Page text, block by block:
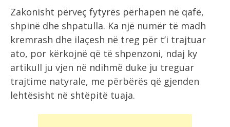
Zakonisht përveç fytyrës përhapen në qafë,
shpinë dhe shpatulla. Ka një numër të madh
kremrash dhe ilaçesh në treg për t’i trajtuar
ato, por kërkojnë që të shpenzoni, ndaj ky
artikull ju vjen në ndihmë duke ju treguar
trajtime natyrale, me përbërës që gjenden
lehtësisht në shtëpitë tuaja.